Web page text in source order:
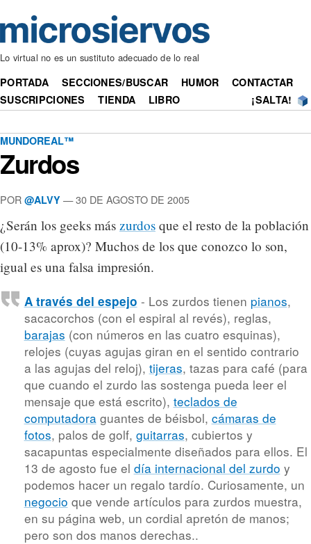
Lo virtual no es un sustituto adecuado de lo real
PORTADA SECCIONES/BUSCAR HUMOR
CONTACTAR
SUSCRIPCIONES
TIENDA LIBRO ¡SALTA!
MUNDOREAL™
Zurdos
POR @ALVY — 30 DE AGOSTO DE 2005
¿Serán los geeks más zurdos que el resto de la población
(10-13% aprox)? Muchos de los que conozco lo son,
igual es una falsa impresión.
A través del espejo - Los zurdos tienen pianos,
sacacorchos (con el espiral al revés), reglas,
barajas (con números en las cuatro esquinas),
relojes (cuyas agujas giran en el sentido contrario
a las agujas del reloj), tijeras, tazas para café (para
que cuando el zurdo las sostenga pueda leer el
mensaje que está escrito), teclados de
computadora guantes de béisbol, cámaras de
fotos, palos de golf, guitarras, cubiertos y
sacapuntas especialmente diseñados para ellos. El
13 de agosto fue el día internacional del zurdo y
podemos hacer un regalo tardío. Curiosamente, un
negocio que vende artículos para zurdos muestra,
en su página web, un cordial apretón de manos;
pero son dos manos derechas..